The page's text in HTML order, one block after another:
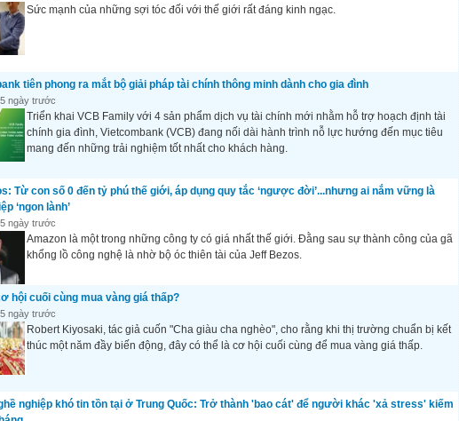
Sức mạnh của những sợi tóc đối với thế giới rất đáng kinh ngạc.
tiên phong ra mắt bộ giải pháp tài chính thông minh dành cho gia đình
ngày trước
Triển khai VCB Family với 4 sản phẩm dịch vụ tài chính mới nhằm hỗ trợ hoạch định tài
chính gia đình, Vietcombank (VCB) đang nối dài hành trình nỗ lực hướng đến mục tiêu
mang đến những trải nghiệm tốt nhất cho khách hàng.
Từ con số 0 đến tỷ phú thế giới, áp dụng quy tắc ‘ngược đời’...nhưng ai nắm vững là
‘ngon lành’
ngày trước
Amazon là một trong những công ty có giá nhất thế giới. Đằng sau sự thành công của gã
khổng lồ công nghệ là nhờ bộ óc thiên tài của Jeff Bezos.
hội cuối cùng mua vàng giá thấp?
ngày trước
Robert Kiyosaki, tác giả cuốn "Cha giàu cha nghèo", cho rằng khi thị trường chuẩn bị kết
thúc một năm đầy biến động, đây có thể là cơ hội cuối cùng để mua vàng giá thấp.
nghiệp khó tin tồn tại ở Trung Quốc: Trở thành 'bao cát' để người khác 'xả stress' kiếm